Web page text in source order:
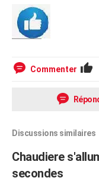
Commenter
Discussions similaires
Chaudiere
secondes